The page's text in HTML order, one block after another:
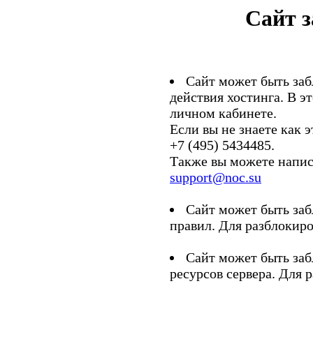
Сайт
Сайт может быть
действия хостинга. В
личном кабинете.
Если вы не знаете как
+7 (495) 5434485.
Также вы можете
support@noc.su
Сайт может быть
правил. Для
Сайт может быть
ресурсов сервера. Для